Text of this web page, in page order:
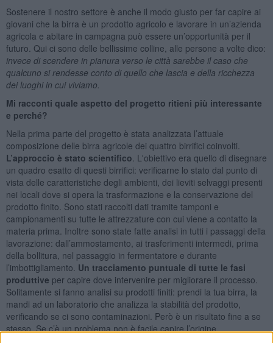
Sostenere il nostro settore è anche il modo giusto per far capire ai
giovani che la birra è un prodotto agricolo e lavorare in un’azienda
agricola e abitare in campagna può essere un’opportunità per il
futuro. Qui ci sono delle bellissime colline, alle persone a volte dico:
invece di scendere in pianura verso le città sarebbe il caso che
qualcuno si rendesse conto di quello che lascia e della ricchezza
dei luoghi in cui viviamo.
Mi racconti quale aspetto del progetto ritieni più interessante
e perché?
Nella prima parte del progetto è stata analizzata l’attuale
composizione delle birra agricole dei quattro birrifici coinvolti.
L’approccio è stato scientifico . L'obiettivo era quello di disegnare
un quadro esatto di questi birrifici: verificarne lo stato dal punto di
vista delle caratteristiche degli ambienti, dei lieviti selvaggi presenti
nei locali dove si opera la trasformazione e la conservazione del
prodotto finito. Sono stati raccolti dati tramite tamponi e
campionamenti su tutte le attrezzature con cui viene a contatto la
materia prima. Inoltre sono state fatte analisi in tutti i passaggi della
lavorazione: dall’ammostamento, ai trasferimenti intermedi, prima
della bollitura, nel passaggio in fermentatore e durante
l’imbottigliamento. Un tracciamento puntuale di tutte le fasi
produttive per capire dove intervenire per migliorare il processo.
Solitamente si fanno analisi su prodotti finiti: prendi la tua birra, la
mandi ad un laboratorio che analizza la stabilità del prodotto,
verificando se ci sono contaminazioni. Però è un risultato fine a se
stesso. Se c’è un problema non è facile capire l’origine.